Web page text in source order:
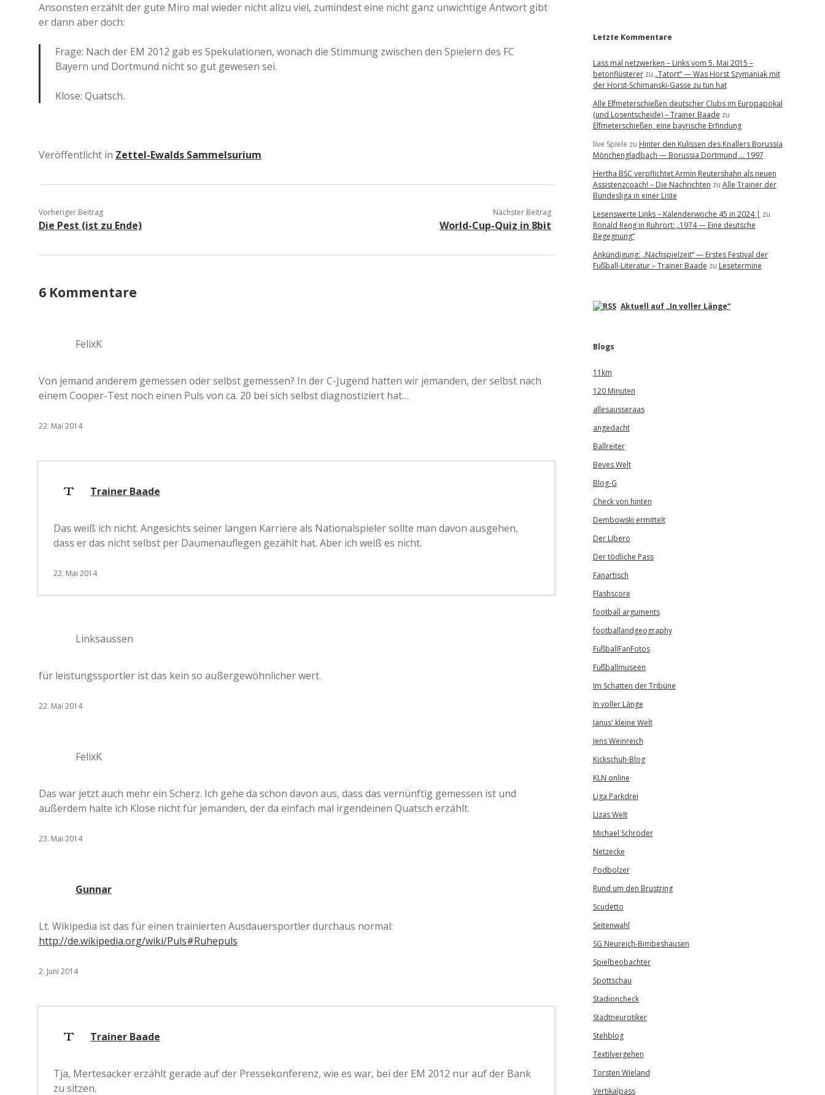
a
Ansonsten erzählt der gute Miro mal wieder nicht allzu viel, zumindest eine nicht ganz unwichtige Antwort gibt
er dann aber doch:
Frage: Nach der EM 2012 gab es Spekulationen, wonach die Stimmung zwischen den Spielern des FC
Bayern und Dortmund nicht so gut gewesen sei.
Klose: Quatsch.
Veröffentlicht in Zettel-Ewalds Sammelsurium
Vorheriger Beitrag
Die Pest (ist zu Ende)
Nächster Beitrag
World-Cup-Quiz in 8bit
6 Kommentare
FelixK
Von jemand anderem gemessen oder selbst gemessen? In der C-Jugend hatten wir jemanden, der selbst nach
einem Cooper-Test noch einen Puls von ca. 20 bei sich selbst diagnostiziert hat…
22. Mai 2014
Trainer Baade
Das weiß ich nicht. Angesichts seiner langen Karriere als Nationalspieler sollte man davon ausgehen,
dass er das nicht selbst per Daumenauflegen gezählt hat. Aber ich weiß es nicht.
22. Mai 2014
Linksaussen
für leistungssportler ist das kein so außergewöhnlicher wert.
22. Mai 2014
FelixK
Das war jetzt auch mehr ein Scherz. Ich gehe da schon davon aus, dass das vernünftig gemessen ist und
außerdem halte ich Klose nicht für jemanden, der da einfach mal irgendeinen Quatsch erzählt.
23. Mai 2014
Gunnar
Lt. Wikipedia ist das für einen trainierten Ausdauersportler durchaus normal:
http://de.wikipedia.org/wiki/Puls#Ruhepuls
2. Juni 2014
Trainer Baade
Tja, Mertesacker erzählt gerade auf der Pressekonferenz, wie es war, bei der EM 2012 nur auf der Bank
zu sitzen.
Letzte Kommentare
Lass mal netzwerken – Links vom 5. Mai 2015 –
betonflüstererzu „Tatort“ — Was Horst Szymaniak mit
der Horst-Schimanski-Gasse zu tun hat
Alle Elfmeterschießen deutscher Clubs im Europapokal
(und Losentscheide) – Trainer Baade zu
Elfmeterschießen, eine bayrische Erfindung
live Spiele zu Hinter den Kulissen des Knallers Borussia
Mönchengladbach — Borussia Dortmund … 1997
Hertha BSC verpflichtet Armin Reutershahn als neuen
Assistenzcoach! – Die Nachrichten zu Alle Trainer der
Bundesliga in einer Liste
Lesenswerte Links – Kalenderwoche 45 in 2024 | zu
Ronald Reng in Ruhrort: „1974 — Eine deutsche
Begegnung“
Ankündigung: „Nachspielzeit“ — Erstes Festival der
Fußball-Literatur – Trainer Baade zu Lesetermine
Aktuell auf „In voller Länge“
Blogs
11km
120 Minuten
allesausseraas
angedacht
Ballreiter
Beves Welt
Blog-G
Check von hinten
Dembowski ermittelt
Der Libero
Der tödliche Pass
Fanartisch
Flashscore
football arguments
footballandgeography
FußballFanFotos
Fußballmuseen
Im Schatten der Tribüne
In voller Länge
Janus' kleine Welt
Jens Weinreich
Kickschuh-Blog
KLN online
Liga Parkdrei
Lizas Welt
Michael Schröder
Netzecke
Podbolzer
Rund um den Brustring
Scudetto
Seitenwahl
SG Neureich-Bimbeshausen
Spielbeobachter
Spottschau
Stadioncheck
Stadtneurotiker
Stehblog
Textilvergehen
Torsten Wieland
Vertikalpass